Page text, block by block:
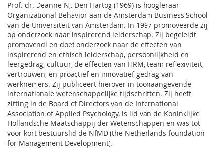
Prof. dr. Deanne N,. Den Hartog (1969) is hoogleraar
Organizational Behavior aan de Amsterdam Business School
van de Universiteit van Amsterdam. In 1997 promoveerde zij
op onderzoek naar inspirerend leiderschap. Zij begeleidt
promovendi en doet onderzoek naar de effecten van
inspirerend en ethisch leiderschap, persoonlijkheid en
leergedrag, cultuur, de effecten van HRM, team reflexiviteit,
vertrouwen, en proactief en innovatief gedrag van
werknemers. Zij publiceert hierover in toonaangevende
internationale wetenschappelijke tijdschriften. Zij heeft
zitting in de Board of Directors van de International
Association of Applied Psychology, is lid van de Koninklijke
Hollandsche Maatschappij der Wetenschappen en was tot
voor kort bestuurslid de NfMD (the Netherlands foundation
for Management Development).